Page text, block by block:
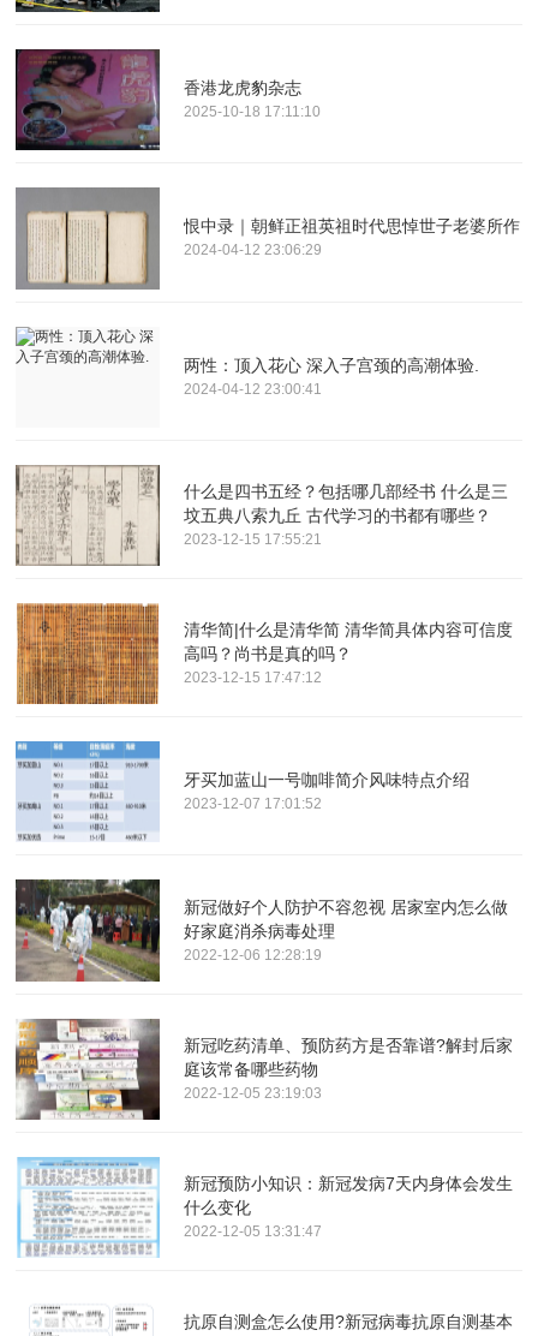
香港龙虎豹杂志
2025-10-18 17:11:10
恨中录｜朝鲜正祖英祖时代思悼世子老婆所作
2024-04-12 23:06:29
两性：顶入花心 深入子宫颈的高潮体验.
2024-04-12 23:00:41
什么是四书五经？包括哪几部经书 什么是三
坟五典八索九丘 古代学习的书都有哪些？
2023-12-15 17:55:21
清华简|什么是清华简 清华简具体内容可信度
高吗？尚书是真的吗？
2023-12-15 17:47:12
牙买加蓝山一号咖啡简介风味特点介绍
2023-12-07 17:01:52
新冠做好个人防护不容忽视 居家室内怎么做
好家庭消杀病毒处理
2022-12-06 12:28:19
新冠吃药清单、预防药方是否靠谱?解封后家
庭该常备哪些药物
2022-12-05 23:19:03
新冠预防小知识：新冠发病7天内身体会发生
什么变化
2022-12-05 13:31:47
抗原自测盒怎么使用?新冠病毒抗原自测基本